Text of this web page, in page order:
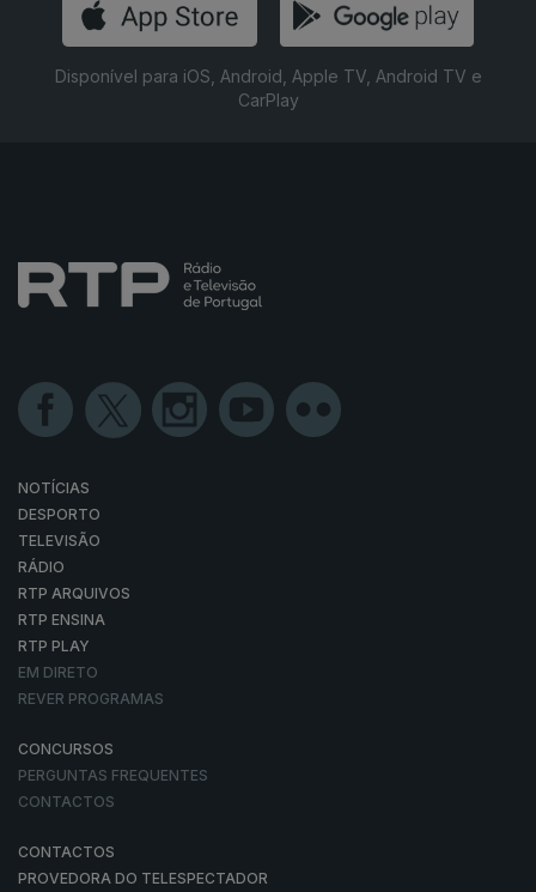
Disponível para iOS, Android, Apple TV, Android TV e
CarPlay
NOTÍCIAS
DESPORTO
TELEVISÃO
RÁDIO
RTP ARQUIVOS
RTP ENSINA
RTP PLAY
EM DIRETO
REVER PROGRAMAS
CONCURSOS
PERGUNTAS FREQUENTES
CONTACTOS
CONTACTOS
PROVEDORA DO TELESPECTADOR